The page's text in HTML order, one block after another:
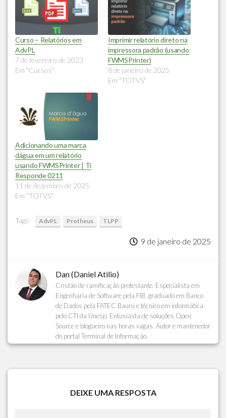
Curso – Relatórios em
AdvPL
7 de fevereiro de 2023
Em "Cursos"
Imprimir relatório direto na
impressora padrão (usando
FWMSPrinter)
8 de janeiro de 2025
Em "TOTVS"
Adicionando uma marca
dágua em um relatório
usando FWMSPrinter | Ti
Responde 0211
11 de dezembro de 2025
Em "TOTVS"
Tags: AdvPL Protheus TLPP
9 de janeiro de 2025
Dan (Daniel Atilio)
Cristão de ramificação protestante. Especialista em
Engenharia de Software pela FIB, graduado em Banco
de Dados pela FATEC Bauru e técnico em informática
pelo CTI da Unesp. Entusiasta de soluções Open
Source e blogueiro nas horas vagas. Autor e mantenedor
do portal Terminal de Informação.
DEIXE UMA RESPOSTA